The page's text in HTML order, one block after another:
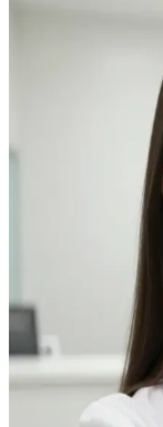
Рецепція